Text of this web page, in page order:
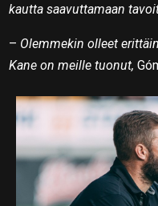
kautta saavuttamaan
– Olemmekin olleet
Kane on meille tuonut,